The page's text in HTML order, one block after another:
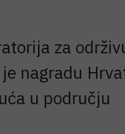
za
nagradu
u području